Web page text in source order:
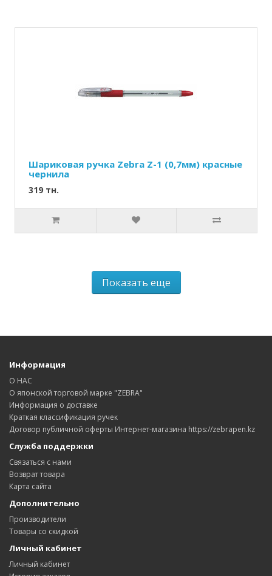
Шариковая ручка Zebra Z-1 (0,7мм) красные
чернила
319 тн.
Показать еще
Информация
О НАС
О японской торговой марке "ZEBRA"
Информация о доставке
Краткая классификация ручек
Договор публичной оферты Интернет-магазина https://zebrapen.kz
Служба поддержки
Связаться с нами
Возврат товара
Карта сайта
Дополнительно
Производители
Товары со скидкой
Личный кабинет
Личный кабинет